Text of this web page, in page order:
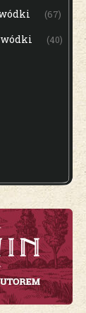
(67)
wódki (40)